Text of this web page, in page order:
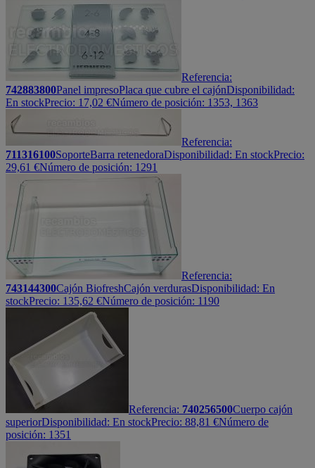
Referencia:
742883800Panel impresoPlaca que cubre el cajónDisponibilidad:
En stockPrecio: 17,02 €Número de posición: 1353, 1363
Referencia:
711316100SoporteBarra retenedoraDisponibilidad: En stockPrecio:
29,61 €Número de posición: 1291
Referencia:
743144300Cajón BiofreshCajón verdurasDisponibilidad: En
stockPrecio: 135,62 €Número de posición: 1190
Referencia: 740256500Cuerpo cajón
superiorDisponibilidad: En stockPrecio: 88,81 €Número de
posición: 1351